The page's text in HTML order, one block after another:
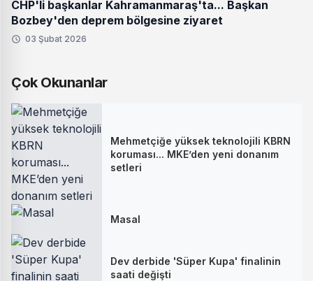
CHP'li başkanlar Kahramanmaraş'ta... Başkan
Bozbey'den deprem bölgesine ziyaret
03 Şubat 2026
Çok Okunanlar
Mehmetçiğe yüksek teknolojili KBRN
koruması... MKE’den yeni donanım
setleri
Masal
Dev derbide 'Süper Kupa' finalinin
saati değişti